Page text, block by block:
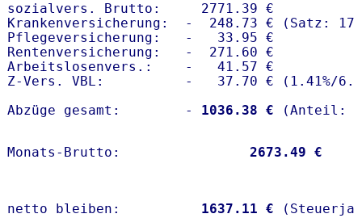
sozialvers. Brutto:     2771.39 €
Krankenversicherung:  -  248.73 € (Satz:
Pflegeversicherung:   -   33.95 €
Rentenversicherung:   -  271.60 €
Arbeitslosenvers.:    -   41.57 €
Z-Vers. VBL:          -   37.70 € ( 1.41%/
Abzüge gesamt:        -
1036.38 €
Monats-Brutto: 2673.49 €
netto bleiben: 1637.11 €